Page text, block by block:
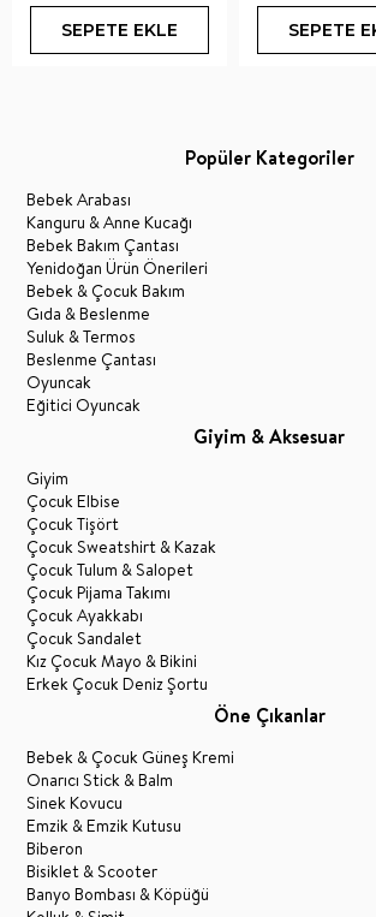
SEPETE EKLE SEPETE
Popüler Kategoriler
Bebek Arabası
Kanguru & Anne Kucağı
Bebek Bakım Çantası
Yenidoğan Ürün Önerileri
Bebek & Çocuk Bakım
Gıda & Beslenme
Suluk & Termos
Beslenme Çantası
Oyuncak
Eğitici Oyuncak
Giyim & Aksesuar
Giyim
Çocuk Elbise
Çocuk Tişört
Çocuk Sweatshirt & Kazak
Çocuk Tulum & Salopet
Çocuk Pijama Takımı
Çocuk Ayakkabı
Çocuk Sandalet
Kız Çocuk Mayo & Bikini
Erkek Çocuk Deniz Şortu
Öne Çıkanlar
Bebek & Çocuk Güneş Kremi
Onarıcı Stick & Balm
Sinek Kovucu
Emzik & Emzik Kutusu
Biberon
Bisiklet & Scooter
Banyo Bombası & Köpüğü